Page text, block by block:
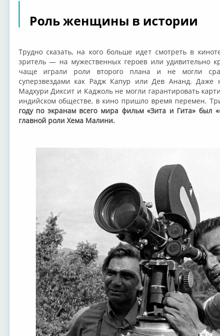
Роль женщины в истории
Трудно сказать, на кого больше идет смотреть в
зритель — на мужественных героев или удивительно
чаще играли роли второго плана и не могли
суперзвездами как Радж Капур или Дев Ананд.
Мадхури Диксит и Каджоль не могли гарантировать
индийском обществе, в кино пришло время перемен.
году по экранам всего мира фильм «Зита и Гита» был
главной роли Хема Малини.